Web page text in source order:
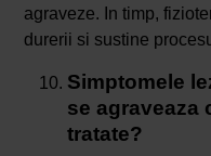
agraveze. In timp,
durerii si sustine
Simptomele
se agraveaza
tratate?